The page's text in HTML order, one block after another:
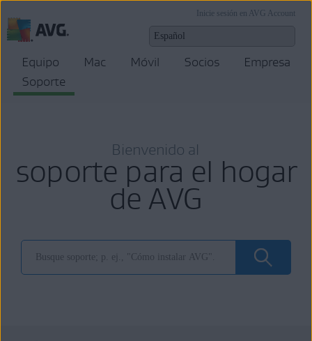
Inicie sesión en AVG Account
Equipo Mac Móvil Socios
Empresa
Soporte
Bienvenido al
soporte para el hogar
de AVG